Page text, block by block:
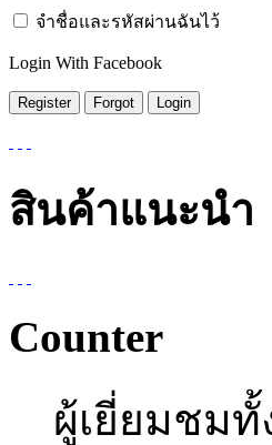
จำชื่อและรหัสผ่านฉันไว้
Login With Facebook
สินค้าแนะนำ
Counter
ผู้เยี่ยมชม